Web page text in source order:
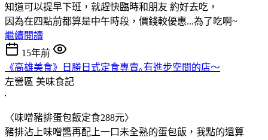
知道可以提早下班，就趕快臨時和朋友 約好去吃，
因為在四點前都算是中午時段，價錢較優惠...為了吃啊~
繼續閱讀
15年前
《高雄美食》日勝日式定食專賣｡有進步空間的店～
左營區 美味食記
〈味噌豬排蛋包飯定食288元〉
豬排沾上味噌醬再配上一口未全熟的蛋包飯，我點的還算